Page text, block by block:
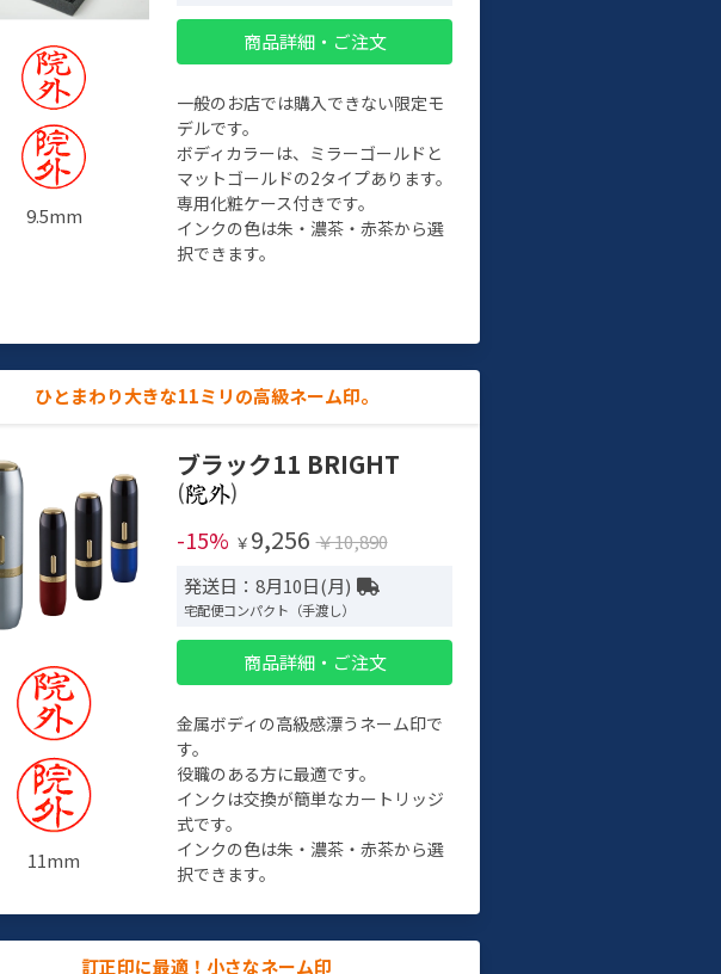
9.5mm
商品詳細・ご注文
一般のお店では購入できない限定モ
デルです。
ボディカラーは、ミラーゴールドと
マットゴールドの2タイプあります。
専用化粧ケース付きです。
インクの色は朱・濃茶・赤茶から選
択できます。
ひとまわり大きな11ミリの高級ネーム印。
11mm
ブラック11 BRIGHT
(
)
-15% ￥ 9,256 ￥10,890
発送日：8月10日(月)
宅配便コンパクト（手渡し）
商品詳細・ご注文
金属ボディの高級感漂うネーム印で
す。
役職のある方に最適です。
インクは交換が簡単なカートリッジ
式です。
インクの色は朱・濃茶・赤茶から選
択できます。
訂正印に最適！小さなネーム印